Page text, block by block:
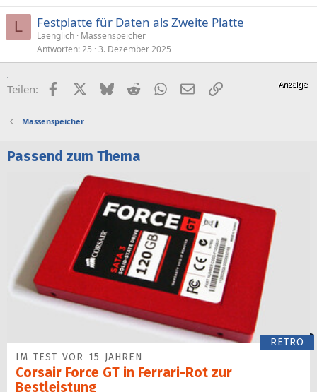
L Festplatte für Daten als Zweite Platte
Laenglich Massenspeicher
Antworten 25 3. Dezember 2025
Teilen: FacebookX (Twitter)
BlueskyRedditWhatsApp
E-MailLink
Massenspeicher
Passend zum Thema
RETRO
IM TEST VOR 15 JAHREN
Corsair Force GT in Ferrari-Rot zur
Bestleistung